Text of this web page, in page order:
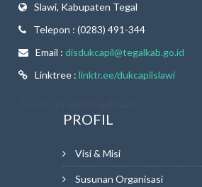
Slawi, Kabupaten Tegal
Telepon : (0283) 491-344
Email :disdukcapil@tegalkab.go.id
Linktree :linktr.ee/dukcapilslawi
PROFIL
Visi & Misi
Susunan Organisasi